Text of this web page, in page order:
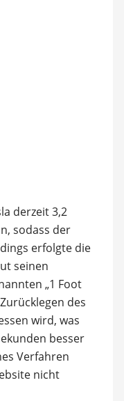
derzeit 3,2
sodass der
erfolgte die
seinen
„1 Foot
des
wird, was
besser
Verfahren
nicht